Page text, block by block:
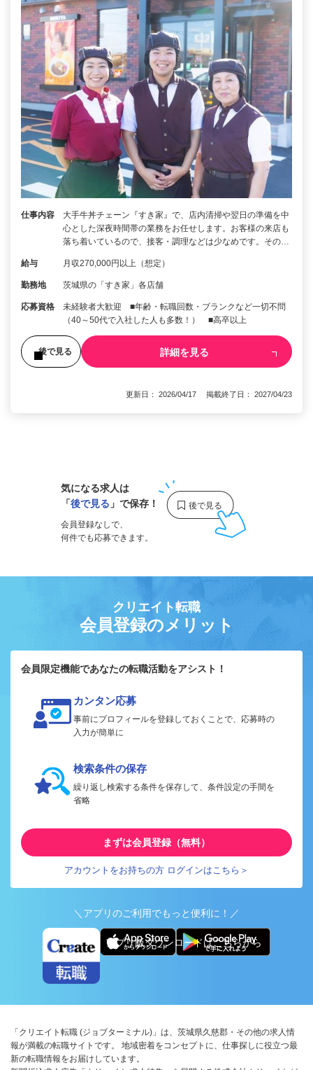
仕事内容
大手牛丼チェーン『すき家』で、店内清掃や翌日の準備を中
心とした深夜時間帯の業務をお任せします。お客様の来店も
落ち着いているので、接客・調理などは少なめです。その…
給与 月収270,000円以上（想定）
勤務地 茨城県の「すき家」各店舗
応募資格
未経験者大歓迎 ■年齢・転職回数・ブランクなど一切不問
（40～50代で入社した人も多数！） ■高卒以上
後で見る 詳細を見る
更新日： 2026/04/17 掲載終了日： 2027/04/23
気になる求人は
「後で見る 」で保存！
会員登録なしで、
何件でも応募できます。
クリエイト転職
会員登録のメリット
会員限定機能であなたの転職活動をアシスト！
カンタン応募
事前にプロフィールを登録しておくことで、応募時の
入力が簡単に
検索条件の保存
繰り返し検索する条件を保存して、条件設定の手間を
省略
まずは会員登録（無料）
アカウントをお持ちの方 ログインはこちら＞
＼アプリのご利用でもっと便利に！／
アプリ版ダウンロードはこちらから
「クリエイト転職 (ジョブターミナル)」は、茨城県久慈郡・その他の求人情
報が満載の転職サイトです。 地域密着をコンセプトに、仕事探しに役立つ最
新の転職情報をお届けしています。